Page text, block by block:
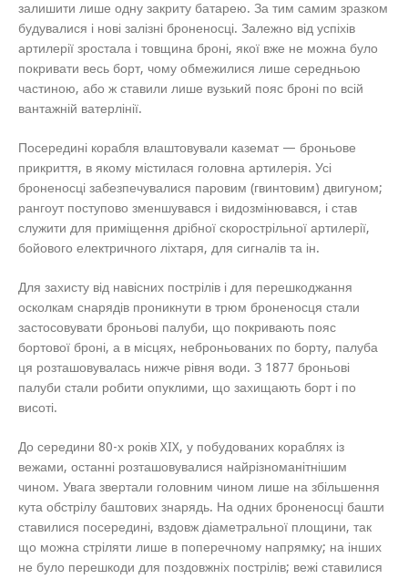
залишити лише одну закриту батарею. За тим самим зразком
будувалися і нові залізні броненосці. Залежно від успіхів
артилерії зростала і товщина броні, якої вже не можна було
покривати весь борт, чому обмежилися лише середньою
частиною, або ж ставили лише вузький пояс броні по всій
вантажній ватерлінії.
Посередині корабля влаштовували каземат — броньове
прикриття, в якому містилася головна артилерія. Усі
броненосці забезпечувалися паровим (гвинтовим) двигуном;
рангоут поступово зменшувався і видозмінювався, і став
служити для приміщення дрібної скорострільної артилерії,
бойового електричного ліхтаря, для сигналів та ін.
Для захисту від навісних пострілів і для перешкоджання
осколкам снарядів проникнути в трюм броненосця стали
застосовувати броньові палуби, що покривають пояс
бортової броні, а в місцях, неброньованих по борту, палуба
ця розташовувалась нижче рівня води. З 1877 броньові
палуби стали робити опуклими, що захищають борт і по
висоті.
До середини 80-х років XIX, у побудованих кораблях із
вежами, останні розташовувалися найрізноманітнішим
чином. Увага звертали головним чином лише на збільшення
кута обстрілу баштових знарядь. На одних броненосці башти
ставилися посередині, вздовж діаметральної площини, так
що можна стріляти лише в поперечному напрямку; на інших
не було перешкоди для поздовжніх пострілів; вежі ставилися